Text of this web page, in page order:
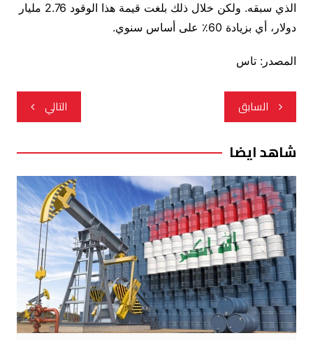
الذي سبقه. ولكن خلال ذلك بلغت قيمة هذا الوقود 2.76 مليار
دولار، أي بزيادة 60٪ على أساس سنوي.
المصدر: تاس
تصفّح
المقالات
السابق التالي
شاهد ايضا